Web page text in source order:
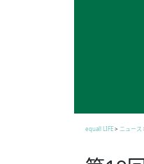
equall LIFE> ニュース